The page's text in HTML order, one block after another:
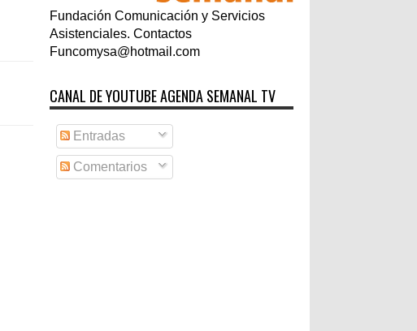
Fundación Comunicación y Servicios
Asistenciales. Contactos
Funcomysa@hotmail.com
CANAL DE YOUTUBE AGENDA SEMANAL TV
Entradas
Comentarios